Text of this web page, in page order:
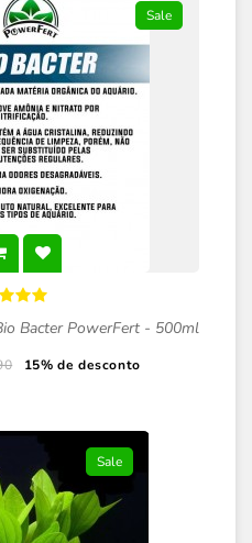
Sale
Bacter PowerFert - 500ml
15% de desconto
Sale